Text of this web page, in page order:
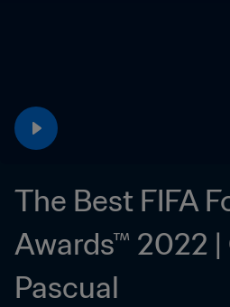
The Best FIFA
Awards™ 2022 |
Pascual